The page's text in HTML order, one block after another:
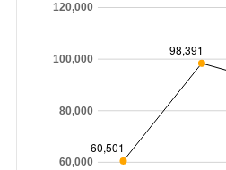
60,000
80,000
100,000
120,000
60,501
98,391